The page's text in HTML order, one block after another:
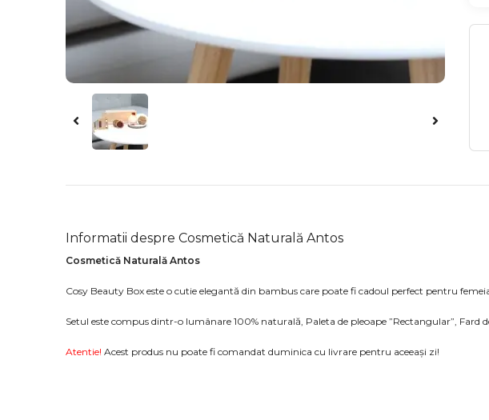
Informatii despre Cosmetică Naturală Antos
Cosmetică Naturală Antos
Cosy Beauty Box este o cutie elegantă din bambus care poate fi cadoul perfect pentru
Setul este compus dintr-o lumânare 100% naturală, Paleta de pleoape ”Rectangular”, Fard
Atentie! Acest produs nu poate fi comandat duminica cu livrare pentru aceeași zi!